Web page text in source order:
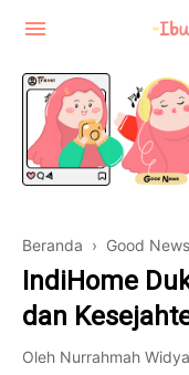
Motherhood
Review
Food-Travel
Beranda › Good News
IndiHome
dan
Oleh Nurrahmah